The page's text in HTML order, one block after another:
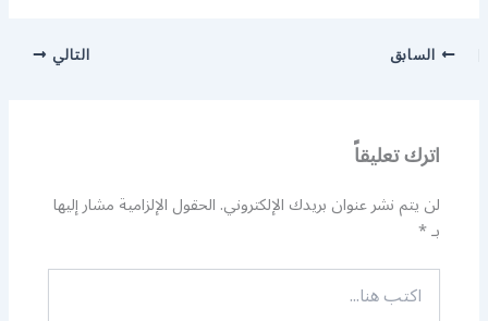
السابق التالي
اترك تعليقاً
لن يتم نشر عنوان بريدك الإلكتروني.الحقول الإلزامية مشار إليها
بـ*
اكتب
هنا...